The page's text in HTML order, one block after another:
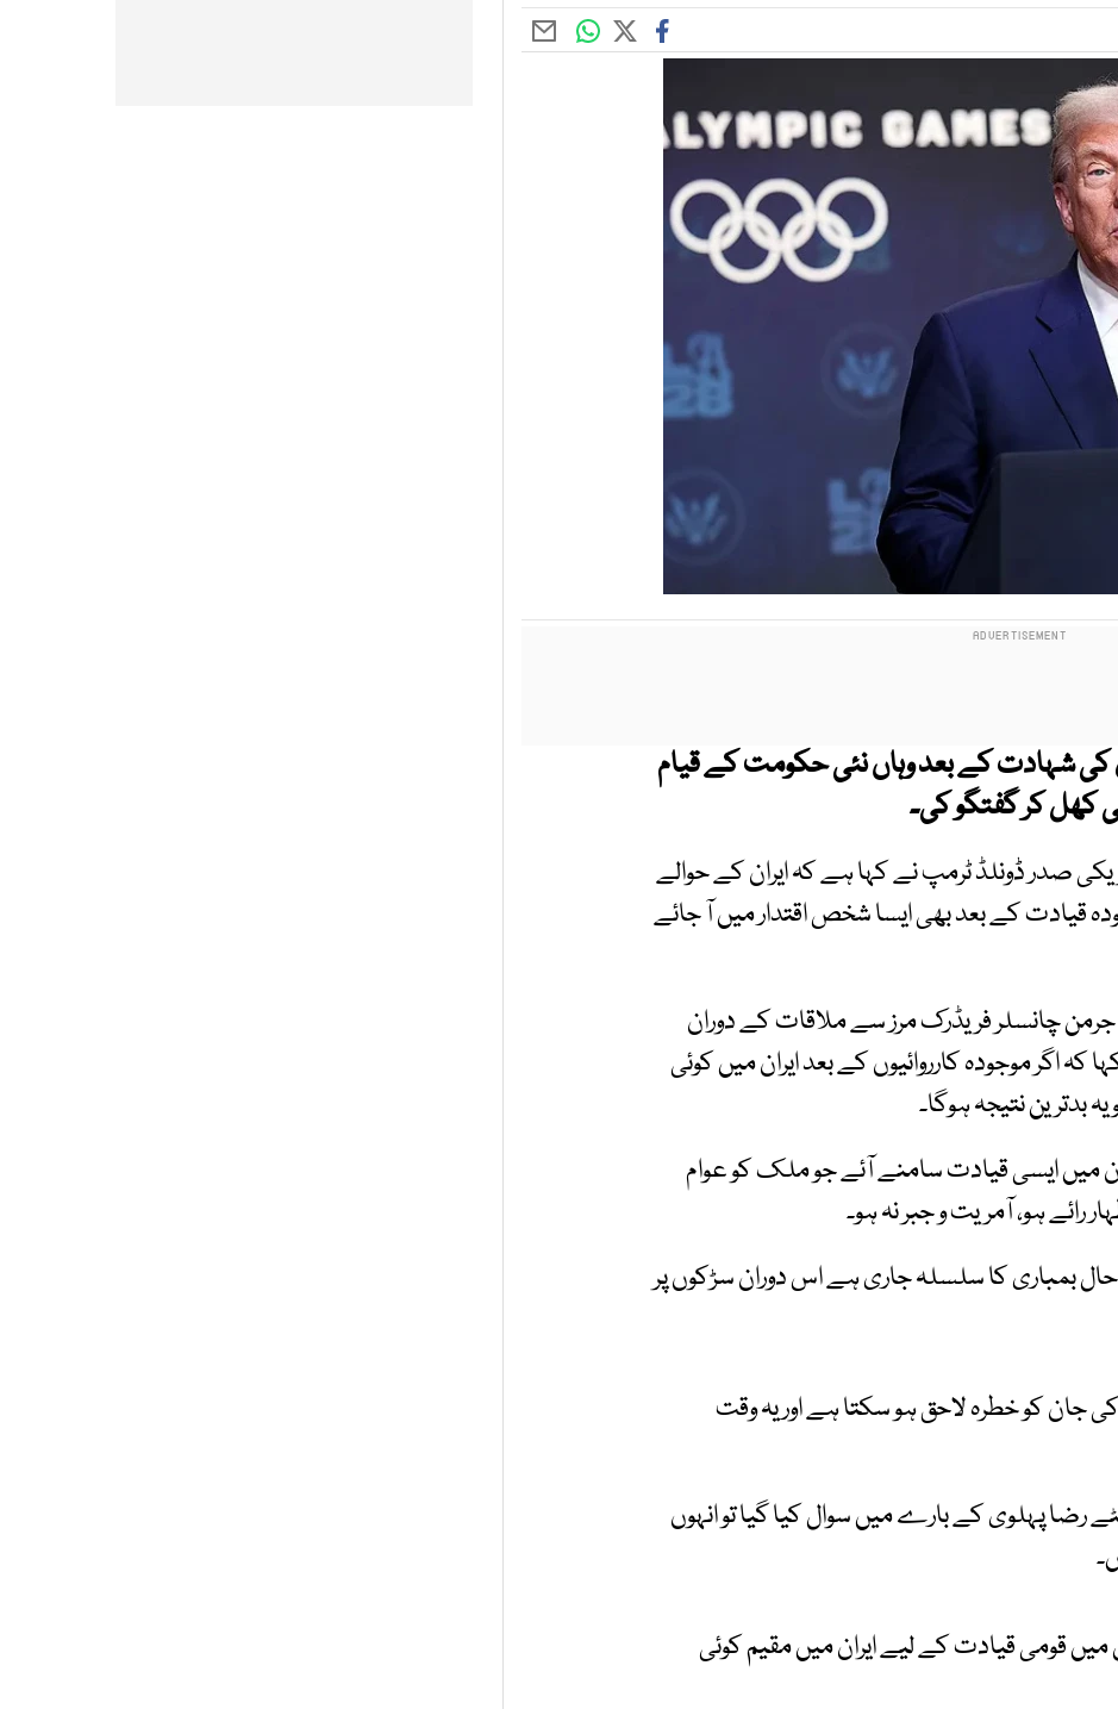
کی شہادت کے بعد وہاں نئی حکومت کے قیام
کھل کر گفتگو کی۔
صدر ڈونلڈ ٹرمپ نے کہا ہے کہ ایران کے حوالے
قیادت کے بعد بھی ایسا شخص اقتدار میں آ جائے
چانسلر فریڈرک مرز سے ملاقات کے دوران
اگر موجودہ کارروائیوں کے بعد ایران میں کوئی
بدترین نتیجہ ہوگا۔
میں ایسی قیادت سامنے آئے جو ملک کو عوام
رائے ہو، آمریت و جبر نہ ہو۔
بمباری کا سلسلہ جاری ہے اس دوران سڑکوں پر
جان کو خطرہ لاحق ہو سکتا ہے اور یہ وقت
پہلوی کے بارے میں سوال کیا گیا تو انہوں
قومی قیادت کے لیے ایران میں مقیم کوئی